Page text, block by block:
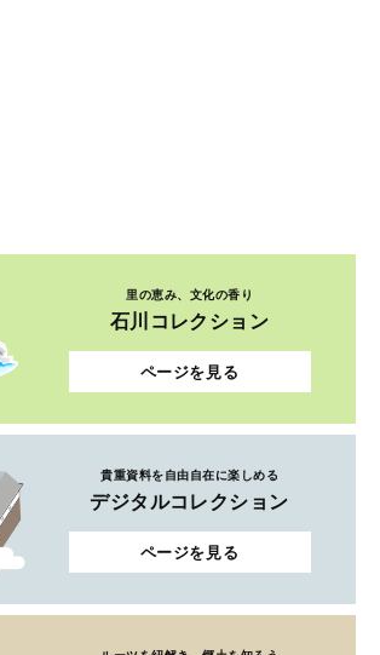
里の恵み、文化の香り
石川コレクション
ページを見る
貴重資料を自由自在に楽しめる
デジタルコレクション
ページを見る